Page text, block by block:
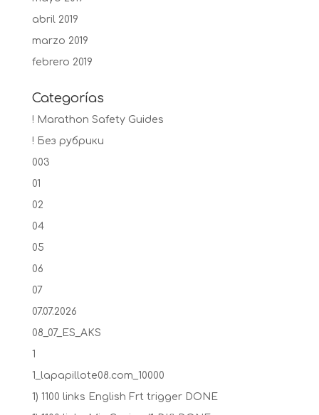
abril 2019
marzo 2019
febrero 2019
Categorías
! Marathon Safety Guides
! Без рубрики
003
01
02
04
05
06
07
07.07.2026
08_07_ES_AKS
1
1_lapapillote08.com_10000
1) 1100 links English Frt trigger DONE